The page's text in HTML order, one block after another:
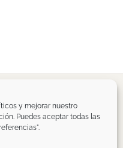
y mejorar nuestro
Puedes aceptar todas las